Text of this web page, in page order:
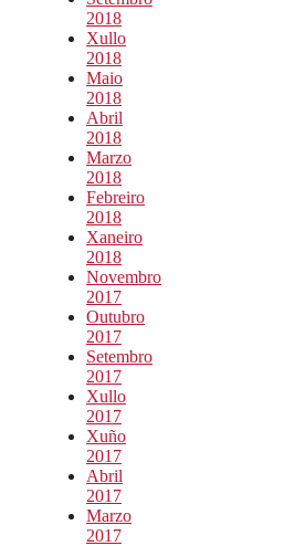
2018
Xullo
2018
Maio
2018
Abril
2018
Marzo
2018
Febreiro
2018
Xaneiro
2018
Novembro
2017
Outubro
2017
Setembro
2017
Xullo
2017
Xuño
2017
Abril
2017
Marzo
2017